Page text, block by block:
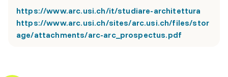
https://www.arc.usi.ch/it/studiare-architettura
https://www.arc.usi.ch/sites/arc.usi.ch/files/stor
age/attachments/arc-arc_prospectus.pdf